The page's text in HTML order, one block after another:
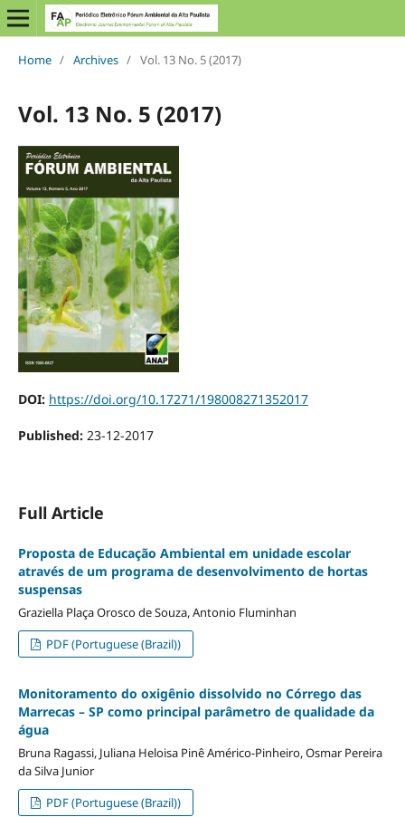
Home / Archives / Vol. 13 No. 5 (2017)
Vol. 13 No. 5 (2017)
DOI: https://doi.org/10.17271/198008271352017
Published: 23-12-2017
Full Article
Proposta de Educação Ambiental em unidade escolar
através de um programa de desenvolvimento de hortas
suspensas
Graziella Plaça Orosco de Souza, Antonio Fluminhan
PDF (Portuguese (Brazil))
Monitoramento do oxigênio dissolvido no Córrego das
Marrecas – SP como principal parâmetro de qualidade da
água
Bruna Ragassi, Juliana Heloisa Pinê Américo-Pinheiro, Osmar Pereira
da Silva Junior
PDF (Portuguese (Brazil))